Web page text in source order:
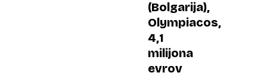
(Bolgarija),
Olympiacos,
4,1
milijona
evrov